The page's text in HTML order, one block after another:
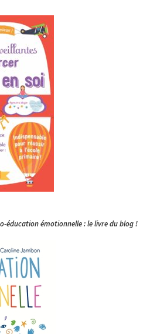
co-éducation émotionnelle : le livre du blog !